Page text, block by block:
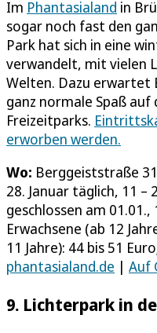
Im Phantasialand in
sogar noch fast den
Park hat sich in eine
verwandelt, mit vielen
Welten. Dazu erwartet
ganz normale Spaß
Freizeitparks.
erworben werden.
Wo: Berggeiststraße
28. Januar täglich, 11 –
geschlossen am 01.01.,
Erwachsene (ab 12
11 Jahre): 44 bis 51
phantasialand.de | Auf
9. Lichterpark in